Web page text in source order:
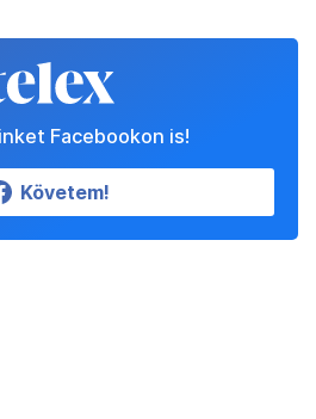
Facebookon is!
Követem!